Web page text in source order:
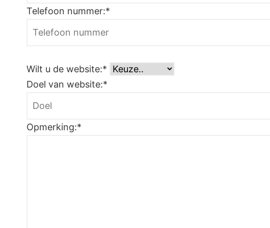
Telefoon nummer:*
Wilt u de website:*
Doel van website:*
Opmerking:*